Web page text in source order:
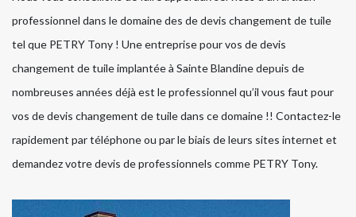
professionnel dans le domaine des de devis changement de tuile
tel que PETRY Tony ! Une entreprise pour vos de devis
changement de tuile implantée à Sainte Blandine depuis de
nombreuses années déjà est le professionnel qu’il vous faut pour
vos de devis changement de tuile dans ce domaine !! Contactez-le
rapidement par téléphone ou par le biais de leurs sites internet et
demandez votre devis de professionnels comme PETRY Tony.